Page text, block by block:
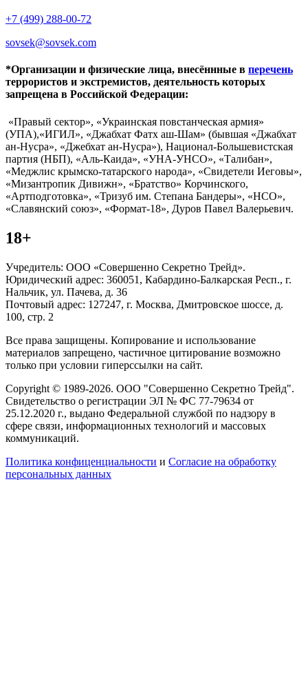
+7 (499) 288-00-72
sovsek@sovsek.com
*Организации и физические лица, внесённные в перечень
террористов и экстремистов, деятельность которых
запрещена в Российской Федерации:
«Правый сектор», «Украинская повстанческая армия»
(УПА),«ИГИЛ», «Джабхат Фатх аш-Шам» (бывшая «Джабхат
ан-Нусра», «Джебхат ан-Нусра»), Национал-Большевистская
партия (НБП), «Аль-Каида», «УНА-УНСО», «Талибан»,
«Меджлис крымско-татарского народа», «Свидетели Иеговы»,
«Мизантропик Дивижн», «Братство» Корчинского,
«Артподготовка», «Тризуб им. Степана Бандеры», «НСО»,
«Славянский союз», «Формат-18», Дуров Павел Валерьевич.
18+
Учредитель: ООО «Совершенно Секретно Трейд».
Юридический адрес: 360051, Кабардино-Балкарская Респ., г.
Нальчик, ул. Пачева, д. 36
Почтовый адрес: 127247, г. Москва, Дмитровское шоссе, д.
100, стр. 2
Все права защищены. Копирование и использование
материалов запрещено, частичное цитирование возможно
только при условии гиперссылки на сайт.
Copyright © 1989-2026. ООО "Совершенно Секретно Трейд".
Свидетельство о регистрации ЭЛ № ФС 77-79634 от
25.12.2020 г., выдано Федеральной службой по надзору в
сфере связи, информационных технологий и массовых
коммуникаций.
Политика конфиценциальности и Согласие на обработку
персональных данных